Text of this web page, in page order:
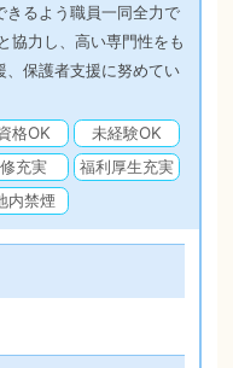
きるよう職員一同全力で
協力し、高い専門性をも
、保護者支援に努めてい
格OK
未経験OK
充実
福利厚生充実
内禁煙